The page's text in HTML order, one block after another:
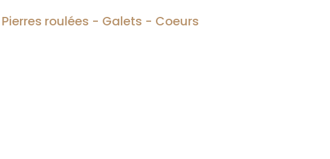
Pierres roulées - Galets - Coeurs